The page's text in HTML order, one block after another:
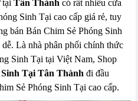
tạiTân Thành có rất nhiều cửa
Sinh Tại cao cấp giá rẻ, tuy
bán Bán Chim Sẻ Phóng Sinh
Là nhà phân phối chính thức
Sinh Tại tại Việt Nam, Shop
Tại Tân Thành đi đầu
Sẻ Phóng Sinh Tại cao cấp.